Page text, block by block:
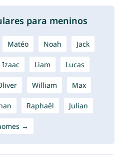
para meninos
Matéo Noah Jack
Izaac Liam Lucas
William Max
Raphaël Julian
→